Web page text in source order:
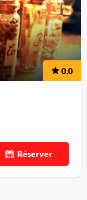
0.0
Réserver